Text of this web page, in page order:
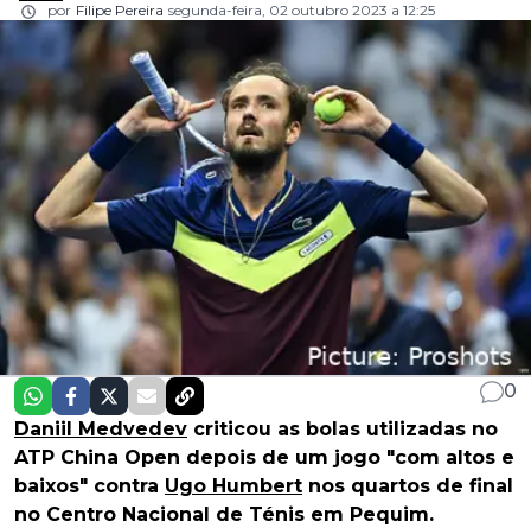
por Filipe Pereira segunda-feira, 02 outubro 2023 a 12:25
0
Daniil Medvedev criticou as bolas utilizadas no
ATP China Open depois de um jogo "com altos e
baixos" contra Ugo Humbert nos quartos de final
no Centro Nacional de Ténis em Pequim.